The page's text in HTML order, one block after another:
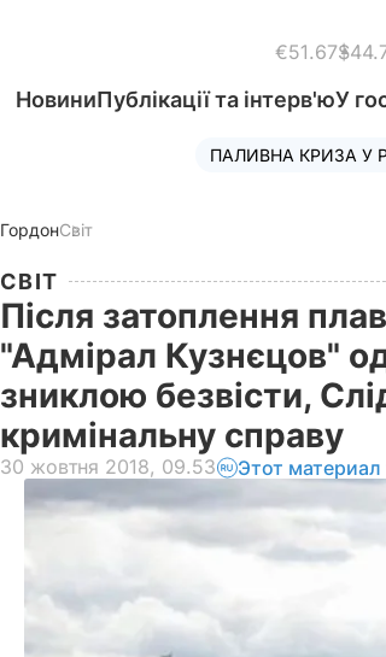
€51.67
НовиниПублікації та інтерв'юУ
ПАЛИВНА КРИЗА У
ГордонСвіт
СВІТ
Після затоплення
"Адмірал Кузнєцов"
зниклою безвісти,
кримінальну справу
30 жовтня 2018, 09.53 Этот